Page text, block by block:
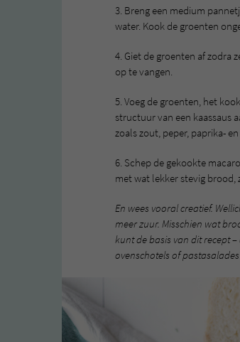
3. Breng een medium
water. Kook de groenten
4. Giet de groenten af zodra
op te vangen.
5. Voeg de groenten, het
structuur van een kaassaus
zoals zout, peper, paprika-
6. Schep de gekookte
met wat lekker stevig
En wees vooral creatief.
meer zuur. Misschien wat
kunt de basis van dit recept
ovenschotels of